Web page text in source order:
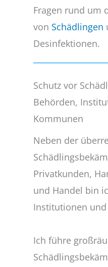
Fragen rund um
von Schädlingen
Desinfektionen.
Schutz vor
Behörden,
Kommunen
Neben der
Privatkunden,
und Handel bin
Institutionen
Ich führe